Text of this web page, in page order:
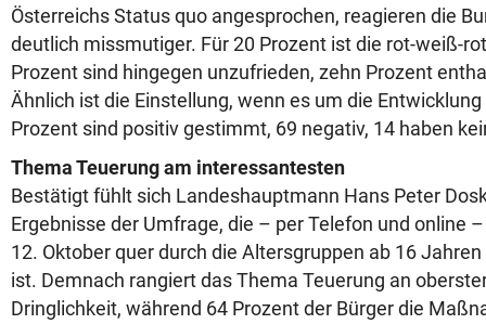
Österreichs Status quo angesprochen, reagieren die
deutlich missmutiger. Für 20 Prozent ist die rot-weiß-
Prozent sind hingegen unzufrieden, zehn Prozent
Ähnlich ist die Einstellung, wenn es um die
Prozent sind positiv gestimmt, 69 negativ, 14 haben
Thema Teuerung am interessantesten
Bestätigt fühlt sich Landeshauptmann Hans Peter
Ergebnisse der Umfrage, die – per Telefon und online
12. Oktober quer durch die Altersgruppen ab 16
ist. Demnach rangiert das Thema Teuerung an
Dringlichkeit, während 64 Prozent der Bürger die